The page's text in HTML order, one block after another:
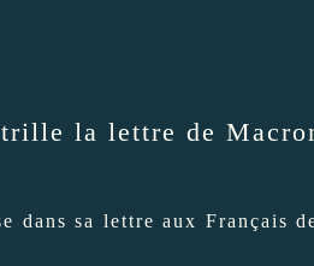
la lettre de
dans sa lettre aux Français